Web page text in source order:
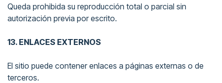
Queda prohibida su reproducción total o parcial sin
autorización previa por escrito.
13. ENLACES EXTERNOS
El sitio puede contener enlaces a páginas externas o de
terceros.